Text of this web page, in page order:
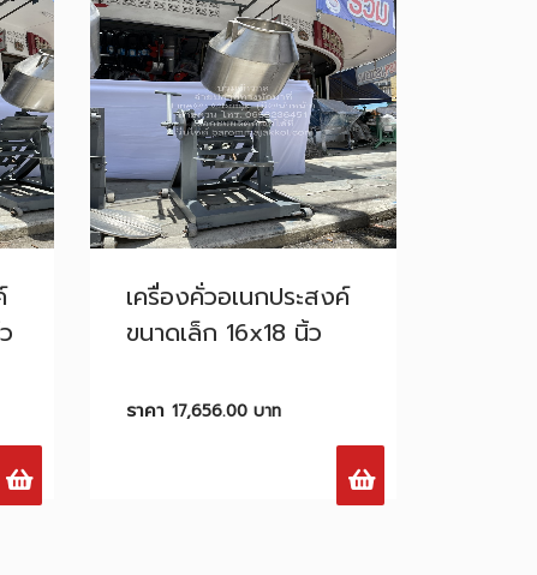
เครื่องคั่วอเนก​ประสงค์
ขนาดเล็ก 16x18 นิ้ว
ราคา 17,656.00บาท